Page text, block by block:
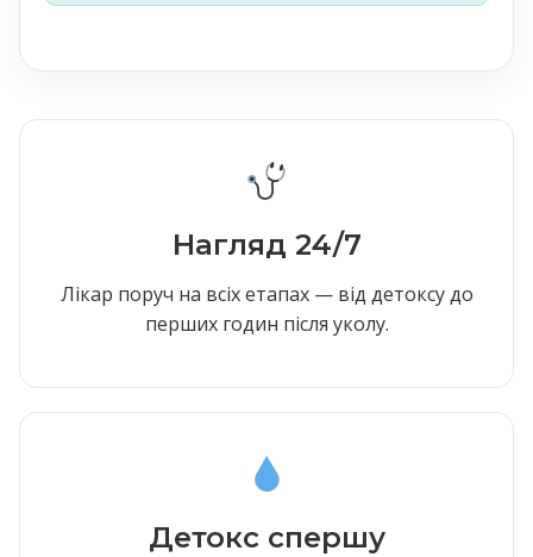
Нагляд 24/7
Лікар поруч на всіх етапах — від детоксу до
перших годин після уколу.
Детокс спершу